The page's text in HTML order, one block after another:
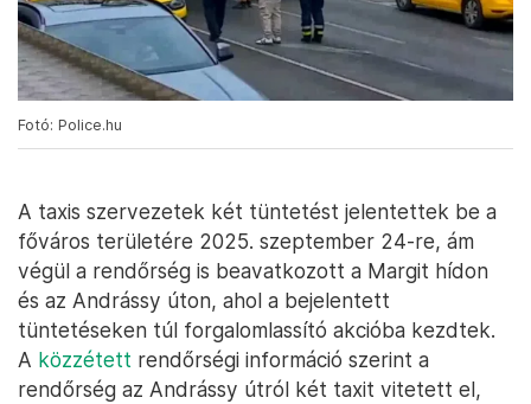
Fotó: Police.hu
A taxis szervezetek két tüntetést jelentettek be a
főváros területére 2025. szeptember 24-re, ám
végül a rendőrség is beavatkozott a Margit hídon
és az Andrássy úton, ahol a bejelentett
tüntetéseken túl forgalomlassító akcióba kezdtek.
A közzétett rendőrségi információ szerint a
rendőrség az Andrássy útról két taxit vitetett el,